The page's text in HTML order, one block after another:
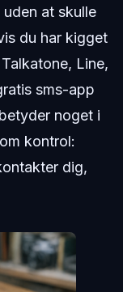
at skulle
du har kigget
Line,
sms-app
noget i
kontrol:
dig,